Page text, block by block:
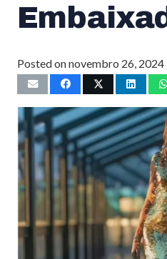
Posted onnovembro 26, 2024